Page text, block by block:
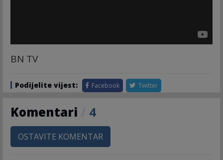
BN TV
Podijelite vijest: Facebook Twitter
Komentari 4
OSTAVITE KOMENTAR